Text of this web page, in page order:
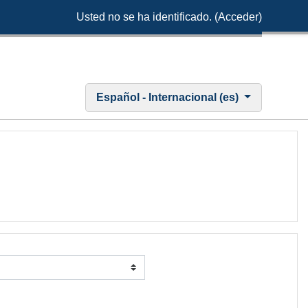
Usted no se ha identificado. (Acceder)
Español - Internacional ‎(es)‎